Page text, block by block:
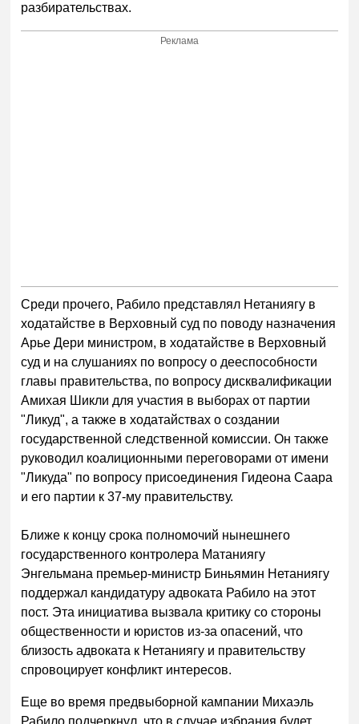
разбирательствах.
Реклама
Среди прочего, Рабило представлял Нетаниягу в
ходатайстве в Верховный суд по поводу назначения
Арье Дери министром, в ходатайстве в Верховный
суд и на слушаниях по вопросу о дееспособности
главы правительства, по вопросу дисквалификации
Амихая Шикли для участия в выборах от партии
"Ликуд", а также в ходатайствах о создании
государственной следственной комиссии. Он также
руководил коалиционными переговорами от имени
"Ликуда" по вопросу присоединения Гидеона Саара
и его партии к 37-му правительству.
Ближе к концу срока полномочий нынешнего
государственного контролера Матаниягу
Энгельмана премьер-министр Биньямин Нетаниягу
поддержал кандидатуру адвоката Рабило на этот
пост. Эта инициатива вызвала критику со стороны
общественности и юристов из-за опасений, что
близость адвоката к Нетаниягу и правительству
спровоцирует конфликт интересов.
Еще во время предвыборной кампании Михаэль
Рабило подчеркнул, что в случае избрания будет